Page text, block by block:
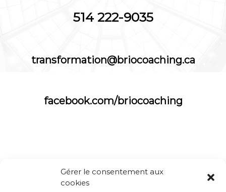
Gérer le consentement aux
cookies
514 222-9035
transformation@briocoaching.ca
facebook.com/briocoaching